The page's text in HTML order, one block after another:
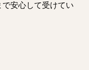
安心して受けてい